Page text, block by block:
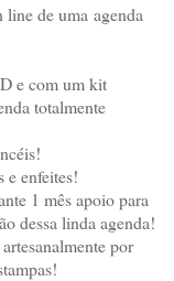
de uma agenda
e com um kit
totalmente
e enfeites!
1 mês apoio para
dessa linda agenda!
por